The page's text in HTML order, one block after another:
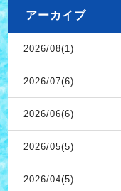
アーカイブ
2026/08(1)
2026/07(6)
2026/06(6)
2026/05(5)
2026/04(5)